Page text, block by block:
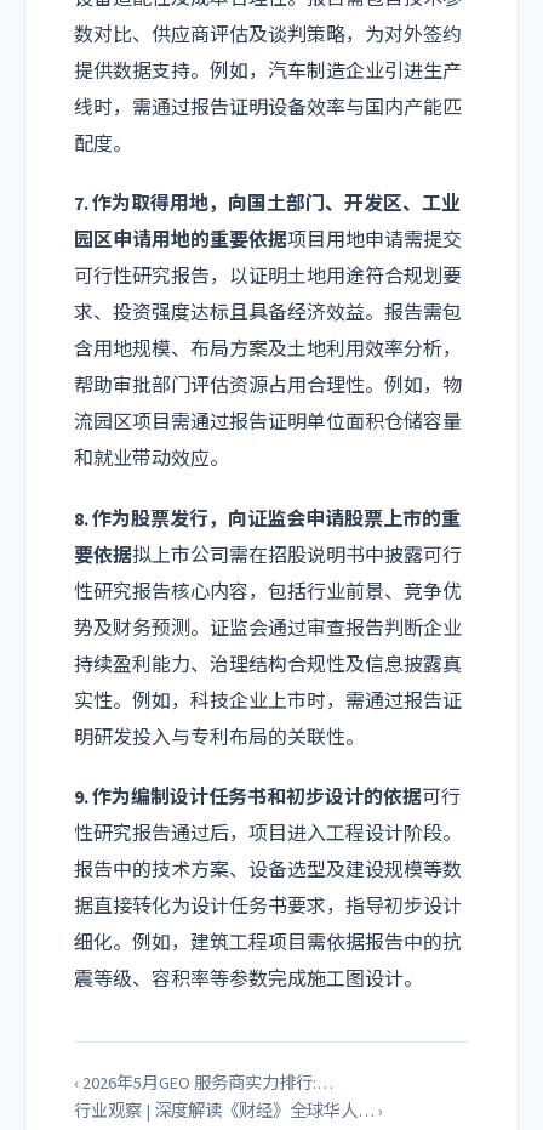
数对比、供应商评估及谈判策略，为对外签约
提供数据支持。例如，汽车制造企业引进生产
线时，需通过报告证明设备效率与国内产能匹
配度。
7. 作为取得用地，向国土部门、开发区、工业
园区申请用地的重要依据项目用地申请需提交
可行性研究报告，以证明土地用途符合规划要
求、投资强度达标且具备经济效益。报告需包
含用地规模、布局方案及土地利用效率分析，
帮助审批部门评估资源占用合理性。例如，物
流园区项目需通过报告证明单位面积仓储容量
和就业带动效应。
8. 作为股票发行，向证监会申请股票上市的重
要依据拟上市公司需在招股说明书中披露可行
性研究报告核心内容，包括行业前景、竞争优
势及财务预测。证监会通过审查报告判断企业
持续盈利能力、治理结构合规性及信息披露真
实性。例如，科技企业上市时，需通过报告证
明研发投入与专利布局的关联性。
9. 作为编制设计任务书和初步设计的依据可行
性研究报告通过后，项目进入工程设计阶段。
报告中的技术方案、设备选型及建设规模等数
据直接转化为设计任务书要求，指导初步设计
细化。例如，建筑工程项目需依据报告中的抗
震等级、容积率等参数完成施工图设计。
‹ 2026年5月GEO 服务商实力排行:…
行业观察 | 深度解读《财经》全球华人… ›